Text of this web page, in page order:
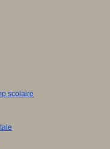
scolaire